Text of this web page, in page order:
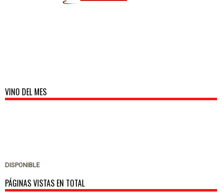
VINO DEL MES
DISPONIBLE
PÁGINAS VISTAS EN TOTAL